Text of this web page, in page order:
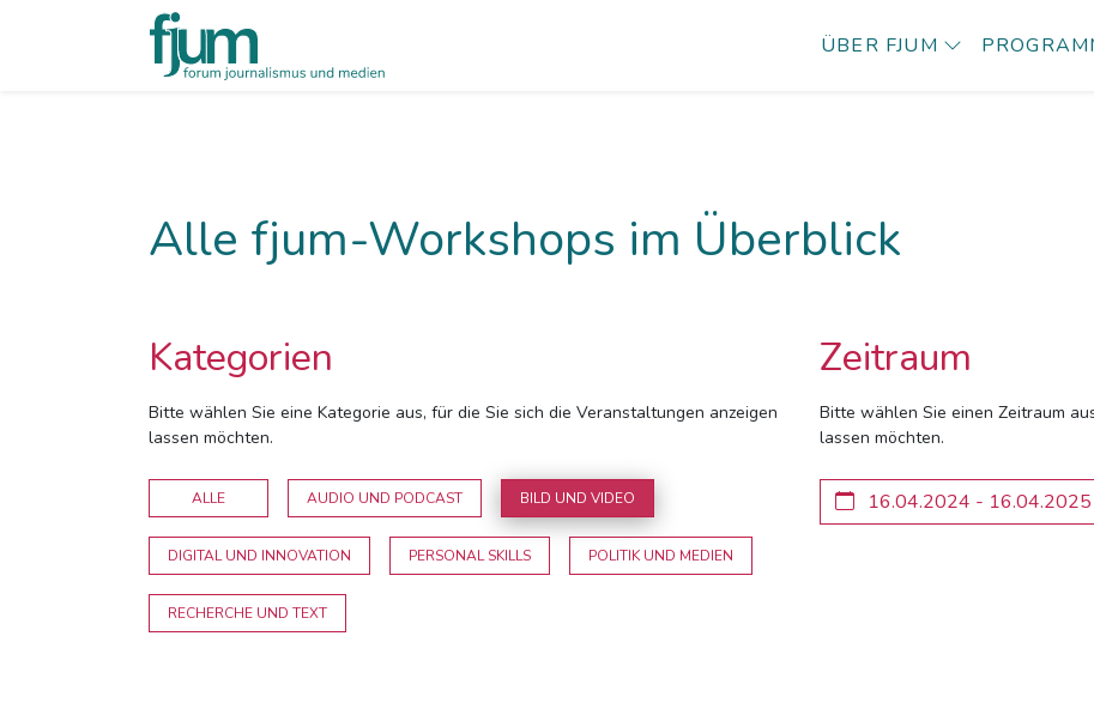
ÜBER FJUM
Alle fjum-Workshops im Überblick
Kategorien
Bitte wählen Sie eine Kategorie aus, für die Sie sich die Veranstaltungen anzeigen
lassen möchten.
ALLE AUDIO UND PODCAST BILD UND VIDEO
DIGITAL UND INNOVATION PERSONAL SKILLS POLITIK UND MEDIEN
RECHERCHE UND TEXT
Zeitraum
Bitte wählen Sie einen Zeitraum
lassen möchten.